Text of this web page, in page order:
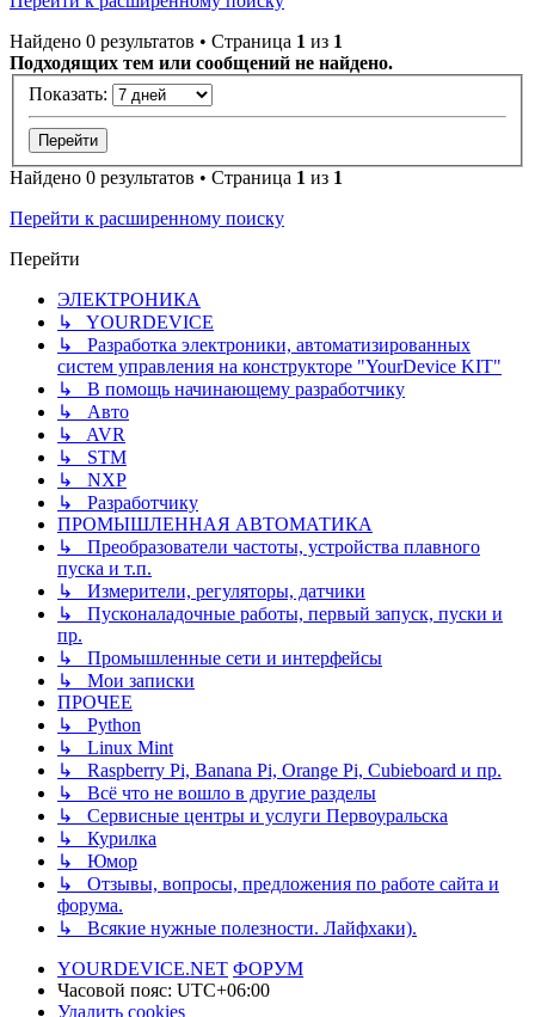
Найдено 0 результатов • Страница 1 из 1
Подходящих тем или сообщений не найдено.
Показать:
Найдено 0 результатов • Страница 1 из 1
Перейти к расширенному поиску
Перейти
ЭЛЕКТРОНИКА
↳ YOURDEVICE
↳ Разработка электроники, автоматизированных
систем управления на конструкторе "YourDevice KIT"
↳ В помощь начинающему разработчику
↳ Авто
↳ AVR
↳ STM
↳ NXP
↳ Разработчику
ПРОМЫШЛЕННАЯ АВТОМАТИКА
↳ Преобразователи частоты, устройства плавного
пуска и т.п.
↳ Измерители, регуляторы, датчики
↳ Пусконаладочные работы, первый запуск, пуски и
пр.
↳ Промышленные сети и интерфейсы
↳ Мои записки
ПРОЧЕЕ
↳ Python
↳ Linux Mint
↳ Raspberry Pi, Banana Pi, Orange Pi, Cubieboard и пр.
↳ Всё что не вошло в другие разделы
↳ Сервисные центры и услуги Первоуральска
↳ Курилка
↳ Юмор
↳ Отзывы, вопросы, предложения по работе сайта и
форума.
↳ Всякие нужные полезности. Лайфхаки).
YOURDEVICE.NET ФОРУМ
Часовой пояс: UTC+06:00
Удалить cookies